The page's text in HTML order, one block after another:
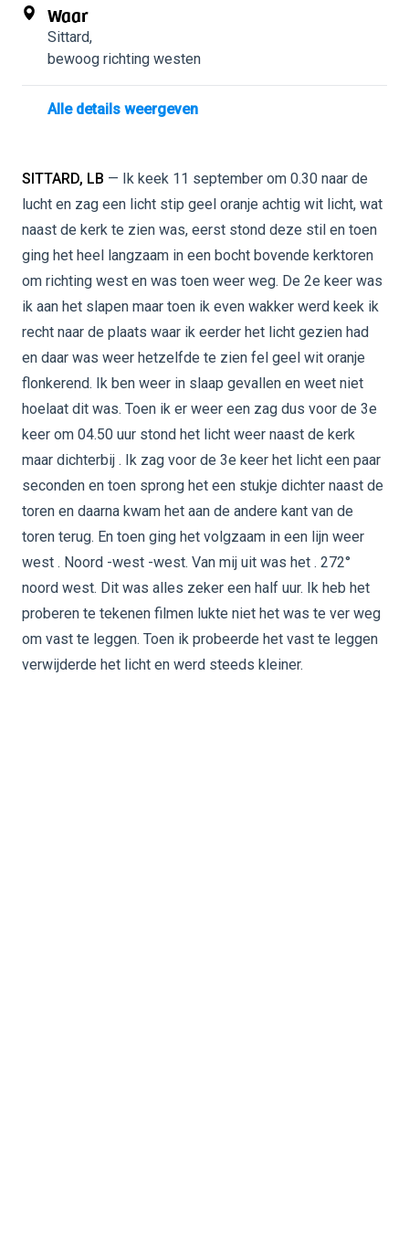
Waar
Sittard,
bewoog richting westen
Alle details weergeven
SITTARD, LB — Ik keek 11 september om 0.30 naar de
lucht en zag een licht stip geel oranje achtig wit licht, wat
naast de kerk te zien was, eerst stond deze stil en toen
ging het heel langzaam in een bocht bovende kerktoren
om richting west en was toen weer weg. De 2e keer was
ik aan het slapen maar toen ik even wakker werd keek ik
recht naar de plaats waar ik eerder het licht gezien had
en daar was weer hetzelfde te zien fel geel wit oranje
flonkerend. Ik ben weer in slaap gevallen en weet niet
hoelaat dit was. Toen ik er weer een zag dus voor de 3e
keer om 04.50 uur stond het licht weer naast de kerk
maar dichterbij . Ik zag voor de 3e keer het licht een paar
seconden en toen sprong het een stukje dichter naast de
toren en daarna kwam het aan de andere kant van de
toren terug. En toen ging het volgzaam in een lijn weer
west . Noord -west -west. Van mij uit was het . 272°
noord west. Dit was alles zeker een half uur. Ik heb het
proberen te tekenen filmen lukte niet het was te ver weg
om vast te leggen. Toen ik probeerde het vast te leggen
verwijderde het licht en werd steeds kleiner.